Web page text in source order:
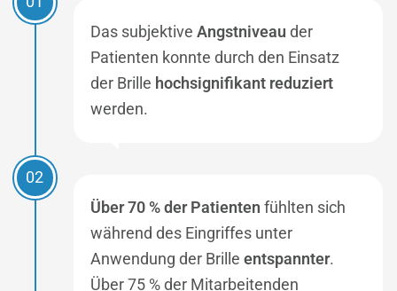
Das subjektiveAngstniveau der
Patienten konnte durch den Einsatz
der Brille hochsignifikant reduziert
werden.
02
Über 70 % der Patienten fühlten sich
während des Eingriffes unter
Anwendung der Brilleentspannter.
Über 75 % der Mitarbeitenden